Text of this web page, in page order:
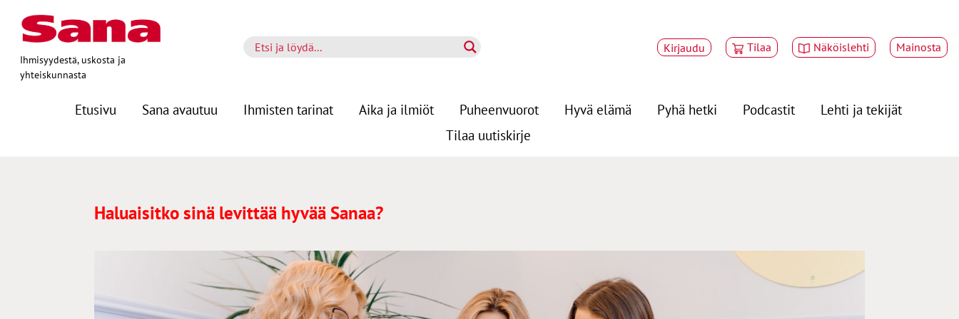
Ihmisyydestä, uskosta ja
yhteiskunnasta
Kirjaudu Tilaa Näköislehti Mainosta
Etusivu Sana avautuu Ihmisten tarinat Aika ja ilmiöt Puheenvuorot Hyvä elämä Pyhä hetki Podcastit
Lehti ja tekijät
Tilaa uutiskirje
Haluaisitko sinä levittää hyvää Sanaa?